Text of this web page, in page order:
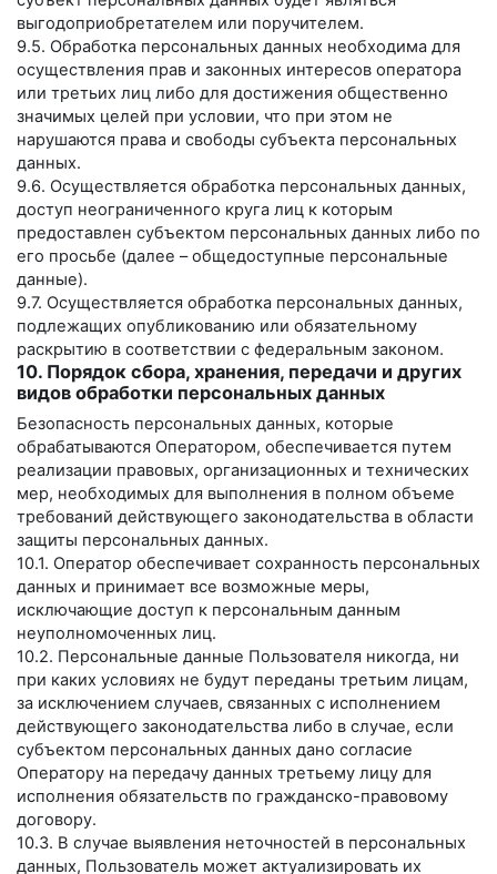
выгодоприобретателем или поручителем.
9.5. Обработка персональных данных необходима для
осуществления прав и законных интересов оператора
или третьих лиц либо для достижения общественно
значимых целей при условии, что при этом не
нарушаются права и свободы субъекта персональных
данных.
9.6. Осуществляется обработка персональных данных,
доступ неограниченного круга лиц к которым
предоставлен субъектом персональных данных либо по
его просьбе (далее – общедоступные персональные
данные).
9.7. Осуществляется обработка персональных данных,
подлежащих опубликованию или обязательному
раскрытию в соответствии с федеральным законом.
10. Порядок сбора, хранения, передачи и других
видов обработки персональных данных
Безопасность персональных данных, которые
обрабатываются Оператором, обеспечивается путем
реализации правовых, организационных и технических
мер, необходимых для выполнения в полном объеме
требований действующего законодательства в области
защиты персональных данных.
10.1. Оператор обеспечивает сохранность персональных
данных и принимает все возможные меры,
исключающие доступ к персональным данным
неуполномоченных лиц.
10.2. Персональные данные Пользователя никогда, ни
при каких условиях не будут переданы третьим лицам,
за исключением случаев, связанных с исполнением
действующего законодательства либо в случае, если
субъектом персональных данных дано согласие
Оператору на передачу данных третьему лицу для
исполнения обязательств по гражданско-правовому
договору.
10.3. В случае выявления неточностей в персональных
данных, Пользователь может актуализировать их